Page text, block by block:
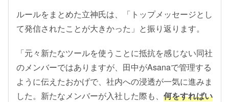
ルールをまとめた立神氏は、「トップメッセージとし
て発信されたことが大きかった」と振り返ります。
「元々新たなツールを使うことに抵抗を感じない同社
のメンバーではありますが、田中がAsanaで管理する
ように伝えたおかげで、社内への浸透が一気に進みま
した。新たなメンバーが入社した際も、 何をすればい